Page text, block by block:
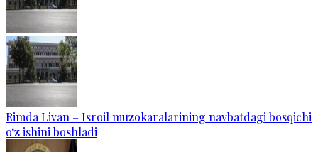
Rimda Livan – Isroil muzokaralarining navbatdagi bosqichi
o‘z ishini boshladi